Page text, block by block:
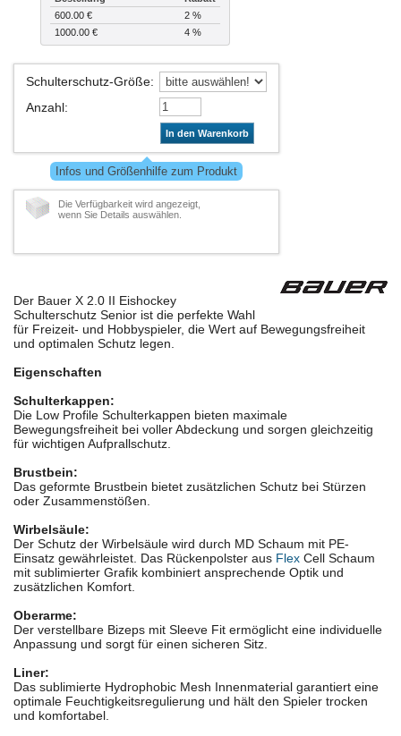
600.00 €
2 %
1000.00 €
4 %
Schulterschutz-Größe:
Anzahl:
In den Warenkorb
Infos und Größenhilfe zum Produkt
Die Verfügbarkeit wird angezeigt,
wenn Sie Details auswählen.
Der Bauer X 2.0 II Eishockey
Schulterschutz Senior ist die perfekte Wahl
für Freizeit- und Hobbyspieler, die Wert auf Bewegungsfreiheit
und optimalen Schutz legen.
Eigenschaften
Schulterkappen:
Die Low Profile Schulterkappen bieten maximale
Bewegungsfreiheit bei voller Abdeckung und sorgen gleichzeitig
für wichtigen Aufprallschutz.
Brustbein:
Das geformte Brustbein bietet zusätzlichen Schutz bei Stürzen
oder Zusammenstößen.
Wirbelsäule:
Der Schutz der Wirbelsäule wird durch MD Schaum mit PE-
Einsatz gewährleistet. Das Rückenpolster aus Flex Cell Schaum
mit sublimierter Grafik kombiniert ansprechende Optik und
zusätzlichen Komfort.
Oberarme:
Der verstellbare Bizeps mit Sleeve Fit ermöglicht eine individuelle
Anpassung und sorgt für einen sicheren Sitz.
Liner:
Das sublimierte Hydrophobic Mesh Innenmaterial garantiert eine
optimale Feuchtigkeitsregulierung und hält den Spieler trocken
und komfortabel.